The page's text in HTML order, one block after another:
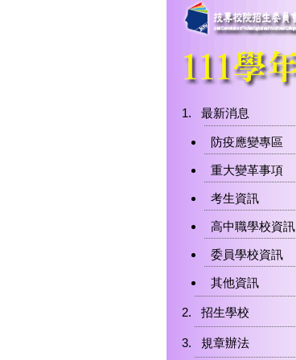
最新消息
防疫應變專區
重大變革事項
考生資訊
高中職學校資訊
委員學校資訊
其他資訊
招生學校
規章辦法